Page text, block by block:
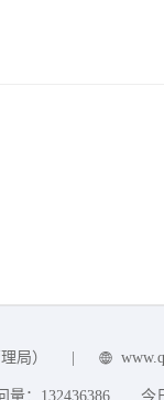
局）
量： 132436386 今